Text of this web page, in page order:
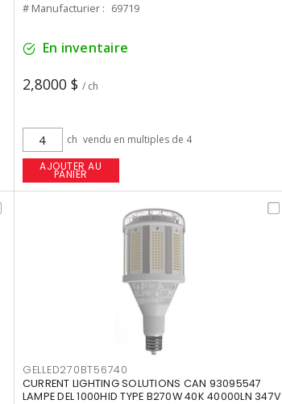
# Manufacturier : 69719
En inventaire
2,8000 $ / ch
ch vendu en multiples de 4
AJOUTER AU
PANIER
GELLED270BT56740
CURRENT LIGHTING SOLUTIONS CAN 93095547
LAMPE DEL 1000HID TYPE B270W 40K 40000LN 347V